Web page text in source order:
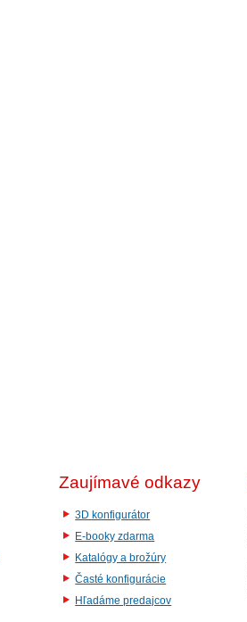
Zaujímavé odkazy
3D konfigurátor
E-booky zdarma
Katalógy a brožúry
Časté konfigurácie
Hľadáme predajcov